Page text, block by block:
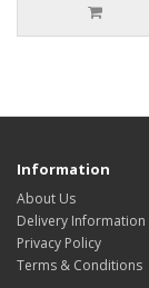
Information
About Us
Delivery Information
Privacy Policy
Terms & Conditions